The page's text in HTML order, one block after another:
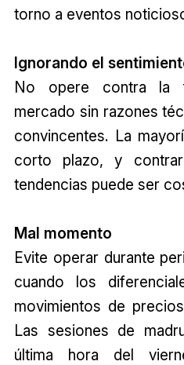
torno a eventos
Ignorando el
No opere contra la
mercado sin razones
convincentes. La
corto plazo, y
tendencias puede ser
Mal momento
Evite operar durante
cuando los
movimientos de
Las sesiones de
última hora del